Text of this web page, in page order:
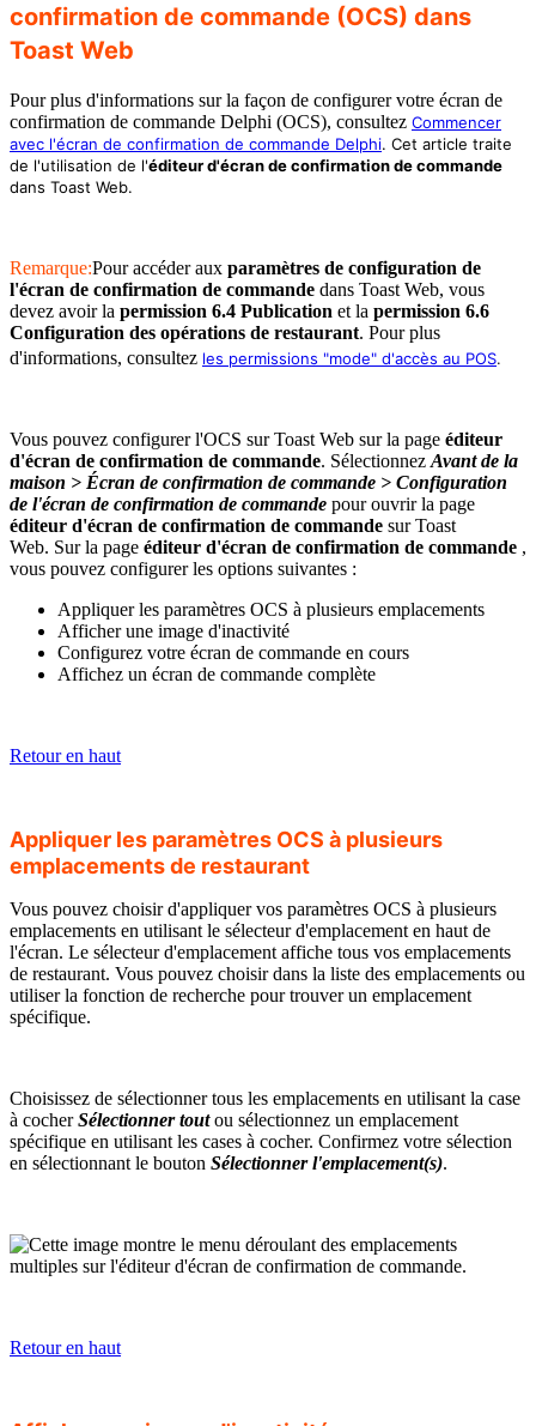
confirmation de commande (OCS) dans
Toast Web
Pour plus d'informations sur la façon de configurer votre écran de
confirmation de commande Delphi (OCS), consultez Commencer
avec l'écran de confirmation de commande Delphi. Cet article traite
de l'utilisation de l'éditeur d'écran de confirmation de commande
dans Toast Web.
Remarque:Pour accéder aux paramètres de configuration de
l'écran de confirmation de commande dans Toast Web, vous
devez avoir la permission 6.4 Publication et la permission 6.6
Configuration des opérations de restaurant. Pour plus
d'informations, consultez les permissions "mode" d'accès au POS.
Vous pouvez configurer l'OCS sur Toast Web sur la page éditeur
d'écran de confirmation de commande. Sélectionnez Avant de la
maison > Écran de confirmation de commande > Configuration
de l'écran de confirmation de commande pour ouvrir la page
éditeur d'écran de confirmation de commande sur Toast
Web. Sur la page éditeur d'écran de confirmation de commande ,
vous pouvez configurer les options suivantes :
Appliquer les paramètres OCS à plusieurs emplacements
Afficher une image d'inactivité
Configurez votre écran de commande en cours
Affichez un écran de commande complète
Retour en haut
Appliquer les paramètres OCS à plusieurs
emplacements de restaurant
Vous pouvez choisir d'appliquer vos paramètres OCS à plusieurs
emplacements en utilisant le sélecteur d'emplacement en haut de
l'écran. Le sélecteur d'emplacement affiche tous vos emplacements
de restaurant. Vous pouvez choisir dans la liste des emplacements ou
utiliser la fonction de recherche pour trouver un emplacement
spécifique.
Choisissez de sélectionner tous les emplacements en utilisant la case
à cocherSélectionner toutou sélectionnez un emplacement
spécifique en utilisant les cases à cocher. Confirmez votre sélection
en sélectionnant le bouton Sélectionner l'emplacement(s).
Retour en haut